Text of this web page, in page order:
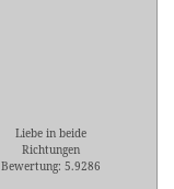
Liebe in beide
Richtungen
Bewertung: 5.9286